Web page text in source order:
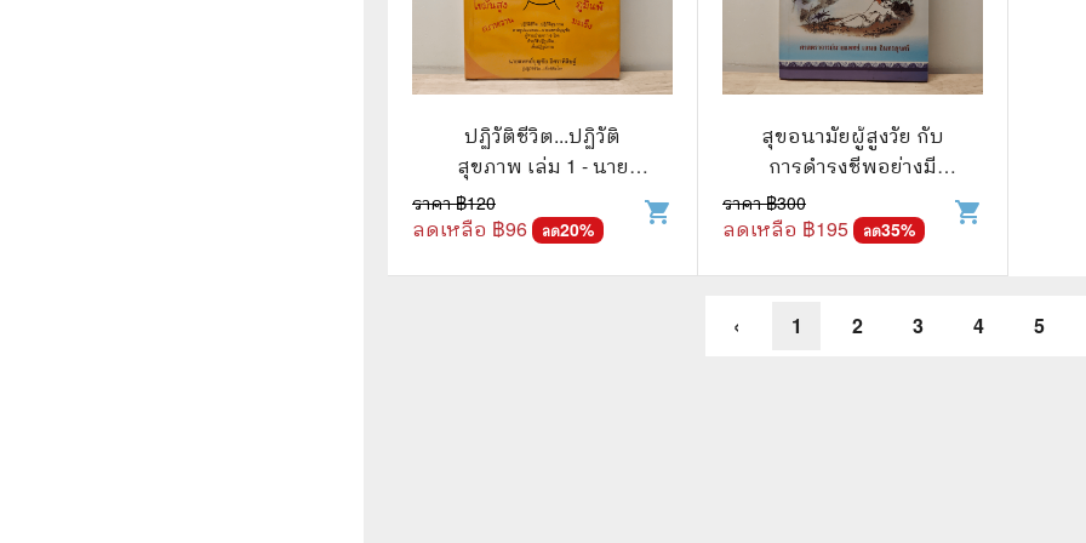
ปฏิวัติชีวิต...ปฏิวัติ
สุขภาพ เล่ม 1 - นาย
แพทย์บุญชัย อิศราพิ
สิษฐ์
ราคา ฿120
ลดเหลือ ฿96 ลด20%
shopping_cart
สุขอนามัยผู้สูงวัย กับ
การดำรงชีพอย่างมี
ความสุข - นายแพทย์
เสนอ อินทรสุขศรี
ราคา ฿300
ลดเหลือ ฿195 ลด35%
shopping_cart
‹ 1 2 3 4 5